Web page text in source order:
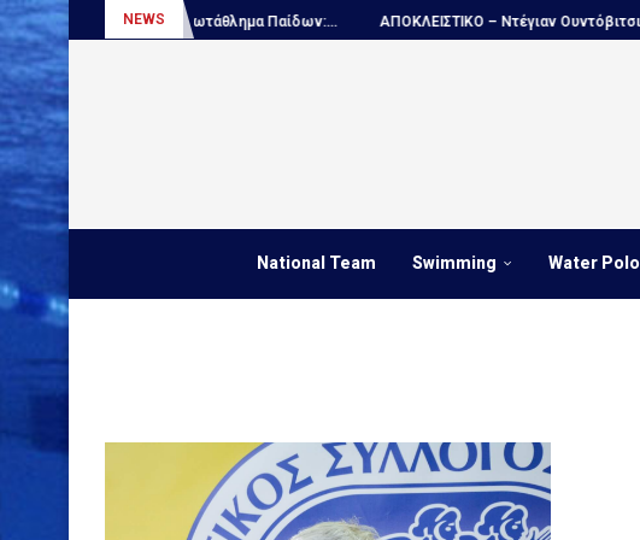
NEWS
Πόλο, Παγκόσμιο πρωτάθλημα Παίδων:... ΑΠΟΚΛΕΙΣΤΙΚΟ – Ντέγιαν Ουντόβιτσιτς...
National Team Swimming Water Polo